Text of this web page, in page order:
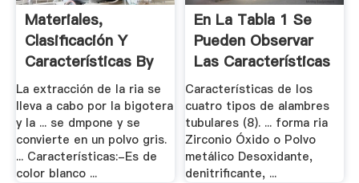
Materiales,
Clasificación Y
Características By
Juan .
La extracción de la ria se
lleva a cabo por la bigotera
y la ... se dmpone y se
convierte en un polvo gris.
... Características:-Es de
color blanco ...
En La Tabla 1 Se
Pueden Observar
Las Características
...
Características de los
cuatro tipos de alambres
tubulares (8). ... forma ria
Zirconio Óxido o Polvo
metálico Desoxidante,
denitrificante, ...